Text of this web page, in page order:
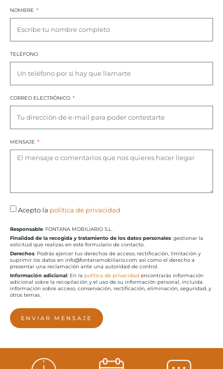
NOMBRE
TELÉFONO
CORREO ELECTRÓNICO
MENSAJE
Acepto la política de privacidad
Responsable: FONTANA MOBILIARIO S.L.
Finalidad de la recogida y tratamiento de los datos personales: gestionar la
solicitud que realizas en este formulario de contacto.
Derechos: Podrás ejercer tus derechos de acceso, rectificación, limitación y
suprimir los datos en info@fontanamobiliario.com así como el derecho a
presentar una reclamación ante una autoridad de control.
Información adicional: En la política de privacidad encontrarás información
adicional sobre la recopilación y el uso de su información personal, incluida
información sobre acceso, conservación, rectificación, eliminación, seguridad, y
otros temas.
ENVIAR MENSAJE